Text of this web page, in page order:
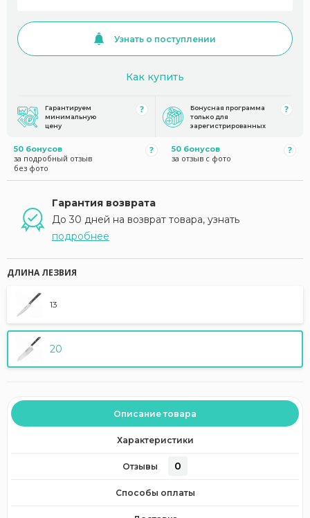
Узнать о поступлении
Как купить
Гарантируем
минимальную
цену
Бонусная программа
только для
зарегистрированных
50 бонусов
за подробный отзыв
без фото
50 бонусов
за отзыв с фото
Гарантия возврата
До 30 дней на возврат товара, узнать
подробнее
ДЛИНА ЛЕЗВИЯ
13
20
Описание товара
Характеристики
Отзывы 0
Способы оплаты